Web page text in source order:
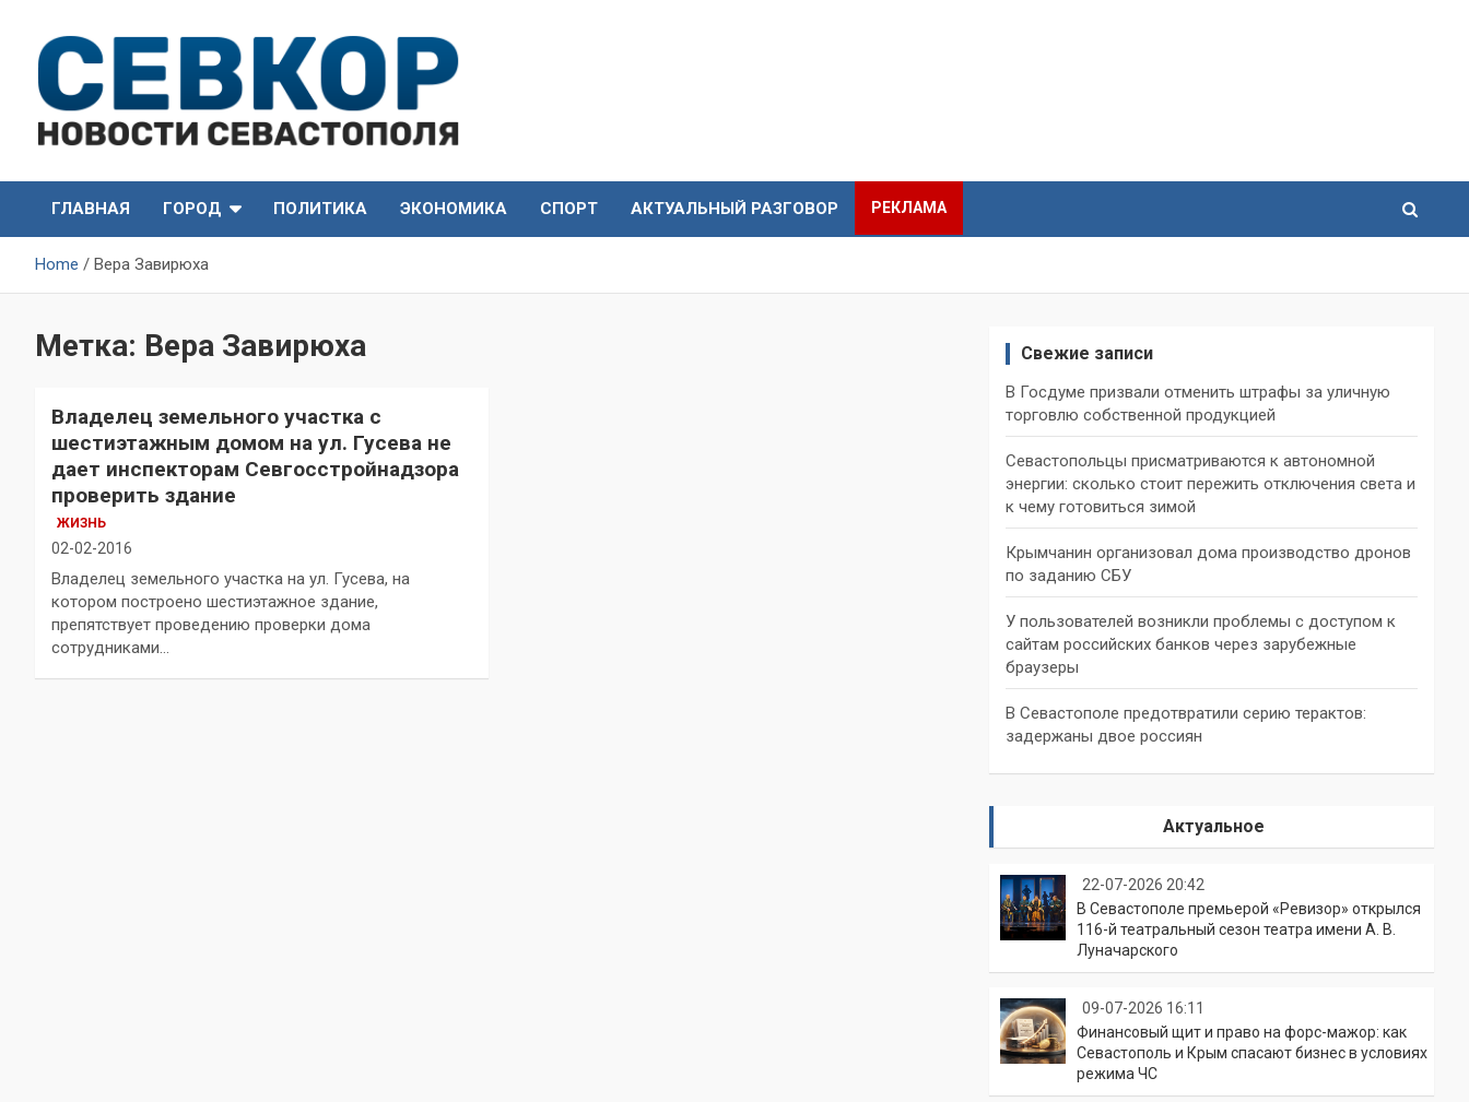
content
СевКор — Новости
Севастополя
Севастополя
ГЛАВНАЯ
ГОРОД ПОЛИТИКА ЭКОНОМИКА СПОРТ АКТУАЛЬНЫЙ РАЗГОВОР РЕКЛАМА
Home Вера Завирюха
Метка: Вера Завирюха
Владелец земельного участка с
шестиэтажным домом на ул. Гусева не
дает инспекторам Севгосстройнадзора
проверить здание
ЖИЗНЬ
02-02-2016
Владелец земельного участка на ул. Гусева, на
котором построено шестиэтажное здание,
препятствует проведению проверки дома
сотрудниками…
Свежие записи
В Госдуме призвали отменить штрафы за уличную
торговлю собственной продукцией
Севастопольцы присматриваются к автономной
энергии: сколько стоит пережить отключения света и
к чему готовиться зимой
Крымчанин организовал дома производство дронов
по заданию СБУ
У пользователей возникли проблемы с доступом к
сайтам российских банков через зарубежные
браузеры
В Севастополе предотвратили серию терактов:
задержаны двое россиян
Актуальное
22-07-2026 20:42
В Севастополе премьерой «Ревизор» открылся
116-й театральный сезон театра имени А. В.
Луначарского
09-07-2026 16:11
Финансовый щит и право на форс-мажор: как
Севастополь и Крым спасают бизнес в условиях
режима ЧС